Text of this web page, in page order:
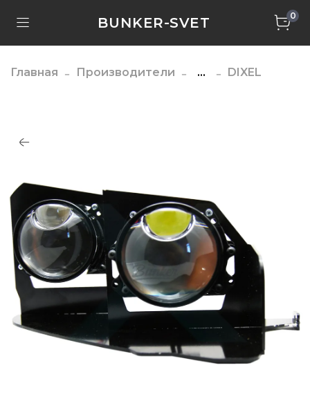
BUNKER-SVET 0
Главная Производители ... DIXEL